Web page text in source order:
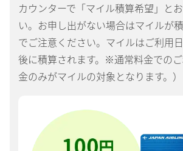
カウンターで「マイル積算希望」と
い。お申し出がない場合はマイルが
でご注意ください。マイルはご利用
後に積算されます。※通常料金での
金のみがマイルの対象となります。）